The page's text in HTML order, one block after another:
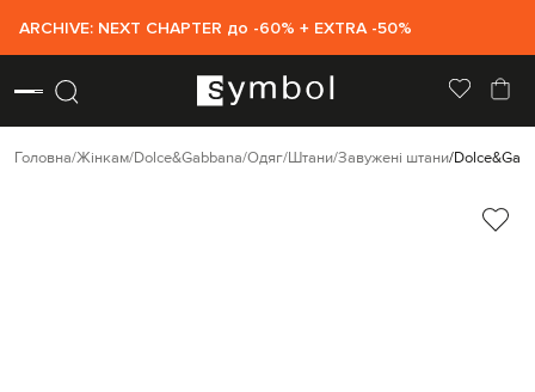
ARCHIVE: NEXT CHAPTER до -60% + EXTRA -50%
Головна Жінкам Dolce&Gabbana Одяг Штани Завужені штани